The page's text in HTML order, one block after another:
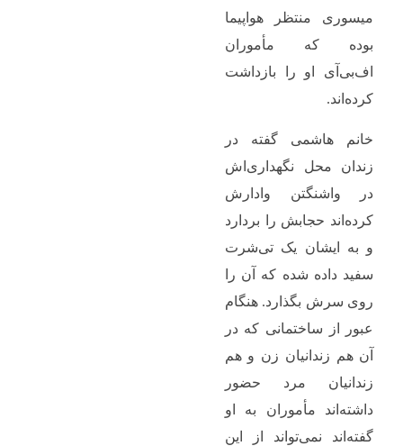
میسوری منتظر هواپیما
بوده که مأموران
اف‌بی‌آی او را بازداشت
کرده‌اند.
خانم هاشمی گفته در
زندان محل نگهداری‌اش
در واشنگتن وادارش
کرده‌اند حجابش را بردارد
و به ایشان یک تی‌شرت
سفید داده شده که آن را
روی سرش بگذارد. هنگام
عبور از ساختمانی که در
آن هم زندانیان زن و هم
زندانیان مرد حضور
داشته‌اند مأموران به او
گفته‌اند نمی‌تواند از این